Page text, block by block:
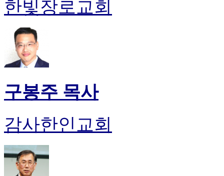
한빛장로교회
구봉주 목사
감사한인교회